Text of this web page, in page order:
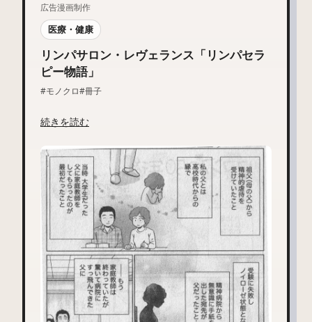
広告漫画制作
医療・健康
リンパサロン・レヴェランス「リンパセラ
ピー物語」
#モノクロ#冊子
続きを読む